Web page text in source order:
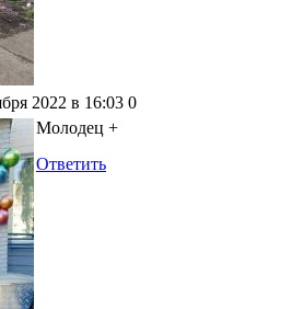
2022 в 16:03 0
Молодец +
Ответить